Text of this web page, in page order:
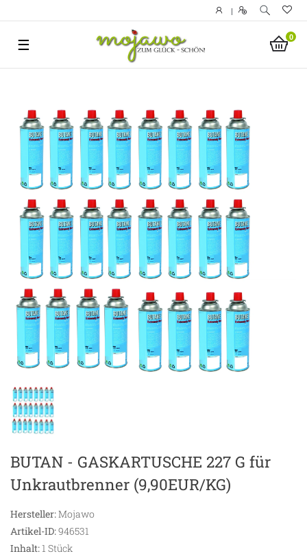
|
0
☰
BUTAN - GASKARTUSCHE 227 G für
Unkrautbrenner (9,90EUR/KG)
Hersteller:Mojawo
Artikel-ID:946531
Inhalt:1 Stück